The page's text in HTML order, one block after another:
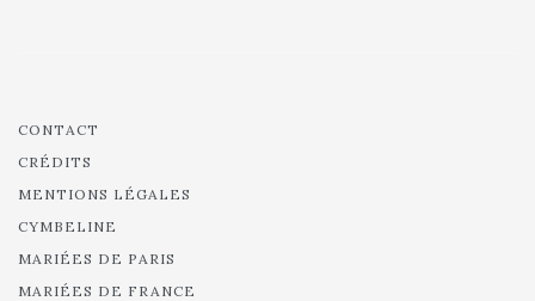
CONTACT
CRÉDITS
MENTIONS LÉGALES
CYMBELINE
MARIÉES DE PARIS
MARIÉES DE FRANCE